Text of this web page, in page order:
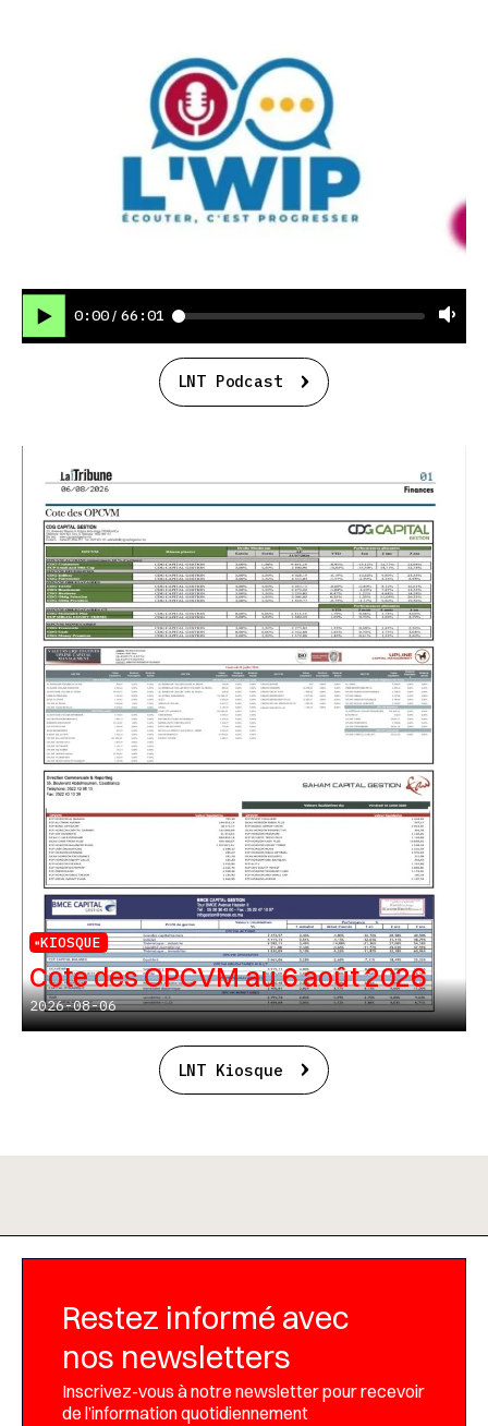
0:00 / 66:01
LNT Podcast
KIOSQUE
Cote des OPCVM au 6 août 2026
2026-08-06
LNT Kiosque
Restez informé avec
nos newsletters
Inscrivez-vous à notre newsletter pour recevoir
de l’information quotidiennement